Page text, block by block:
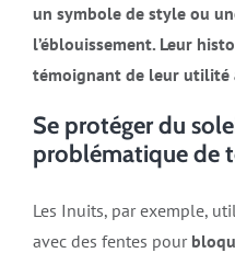
un symbole de style ou
l’éblouissement. Leur
témoignant de leur utilité
Se protéger du
problématique de
Les Inuits, par exemple,
avec des fentes pour